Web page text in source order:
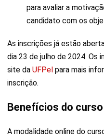
para avaliar a
candidato com os
As inscrições já estão
dia 23 de julho de 2024. Os
site da UFPel para mais
inscrição.
Benefícios do
A modalidade online do